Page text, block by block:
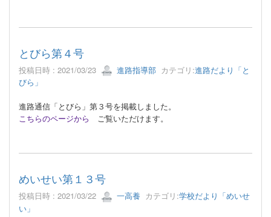
とびら第４号
投稿日時 : 2021/03/23 進路指導部 カテゴリ:進路だより「と
びら」
進路通信「とびら」第３号を掲載しました。
こちらのページから
ご覧いただけます。
めいせい第１３号
投稿日時 : 2021/03/22 一高養 カテゴリ:学校だより「めいせ
い」